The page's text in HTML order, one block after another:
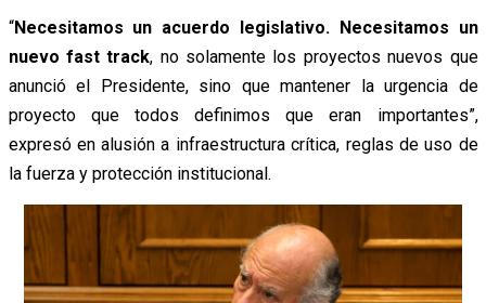
“Necesitamos un acuerdo legislativo. Necesitamos un
nuevo fast track, no solamente los proyectos nuevos que
anunció el Presidente, sino que mantener la urgencia de
proyecto que todos definimos que eran importantes”,
expresó en alusión a infraestructura crítica, reglas de uso de
la fuerza y protección institucional.